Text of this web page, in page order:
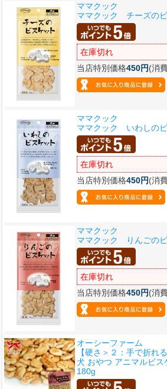
ママクック
ママクック チーズのビ
在庫切れ
当店特別価格450円(消
ママクック
ママクック いわしのビ
在庫切れ
当店特別価格450円(消
ママクック
ママクック りんごのビ
在庫切れ
当店特別価格450円(消
オーシーファーム
【硬さ＞２：手で折れ
犬 おやつ アニマルビ
180g